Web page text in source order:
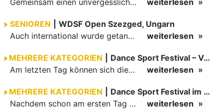
Gemeinsam einen unvergesslichen Tag erleben
weiterlesen
SENIOREN
WDSF Open Szezged, Ungarn
Auch international wurde getanzt in Ungarn am vergangenen Wochenende
weiterlesen
MEHRERE KATEGORIEN
Dance Sport Festival – Volles Haus
Am letzten Tag können sich die Besucher des Dance Sport Festivals erneut auf internationale Festivalatmosphäre freuen. Die knapp 1200 Aktiven vertreten mit Deutschland 43 Nationen. Mit Paaren aus 15…
weiterlesen
MEHRERE KATEGORIEN
Dance Sport Festival im WM-Fieber
Nachdem schon am ersten Tag zumindest im Hansesaal WM-Stimmung vom Feinsten herrschte, werden am Samstag nicht nur Tänzerinnen und Tänzer der Junioren die Stimmung ordentlich anheizen. Es erwartet alle -…
weiterlesen